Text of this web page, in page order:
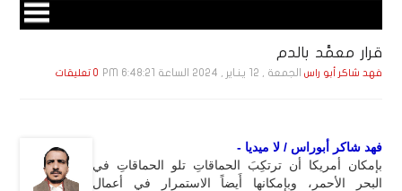
قرار معمَّد بالدم
فهد شاكر أبو راس الجمعة , 12 يـنـاير , 2024 الساعة 6:48:21 PM 0 تعليقات
فهد شاكر أبوراس / لا ميديا -
بإمكان أمريكا أن ترتكِبَ الحماقاتِ تلو الحماقاتِ في
البحر الأحمر، وبإمكانها أَيضاً الاستمرار في أعمال